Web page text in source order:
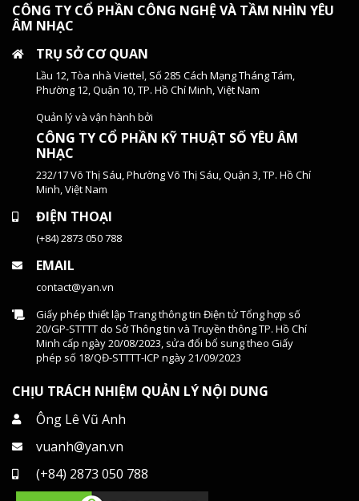
CÔNG TY CỔ PHẦN CÔNG NGHỆ VÀ TẦM NHÌN YÊU
ÂM NHẠC
TRỤ SỞ CƠ QUAN
Lầu 12, Tòa nhà Viettel, Số 285 Cách Mạng Tháng Tám,
Phường 12, Quận 10, TP. Hồ Chí Minh, Việt Nam
Quản lý và vận hành bởi
CÔNG TY CỔ PHẦN KỸ THUẬT SỐ YÊU ÂM
NHẠC
232/17 Võ Thị Sáu, Phường Võ Thị Sáu, Quận 3, TP. Hồ Chí
Minh, Việt Nam
ĐIỆN THOẠI
(+84) 2873 050 788
EMAIL
contact@yan.vn
Giấy phép thiết lập Trang thông tin Điện tử Tổng hợp số
20/GP-STTTT do Sở Thông tin và Truyền thông TP. Hồ Chí
Minh cấp ngày 20/08/2023, sửa đổi bổ sung theo Giấy
phép số 18/QĐ-STTTT-ICP ngày 21/09/2023
CHỊU TRÁCH NHIỆM QUẢN LÝ NỘI DUNG
Ông Lê Vũ Anh
vuanh@yan.vn
(+84) 2873 050 788